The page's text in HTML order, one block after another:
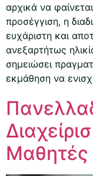
αρχικά να
προσέγγιση, η
ευχάριστη και
ανεξαρτήτως
σημειώσει
εκμάθηση να
Μαθητές